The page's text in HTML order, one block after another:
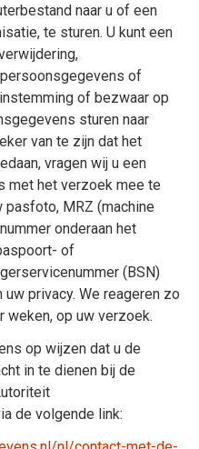
naar u of een
te sturen. U kunt een
of
of bezwaar op
sturen naar
van te zijn dat het
vragen wij u een
met het verzoek mee te
pasfoto, MRZ (machine
onderaan het
of
(BSN)
privacy. We reageren zo
weken, op uw verzoek.
op wijzen dat u de
in te dienen bij de
de volgende link: